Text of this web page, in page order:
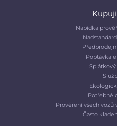
Nabídka
Poptávka
Potřebné
Prověření všech vozů
Často